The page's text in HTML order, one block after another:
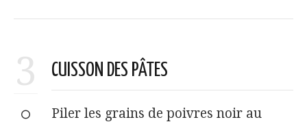
3 CUISSON DES PÂTES
Piler les grains de poivres noir au